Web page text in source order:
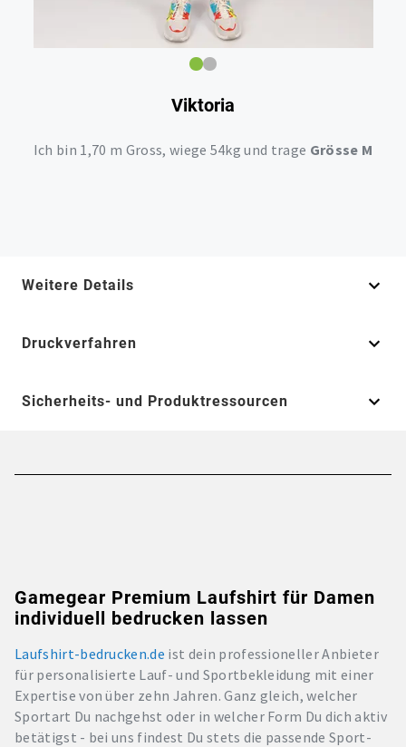
Viktoria
Ich bin 1,70 m Gross, wiege 54kg und trage Grösse M
Weitere Details
Druckverfahren
Sicherheits- und Produktressourcen
Gamegear Premium Laufshirt für Damen
individuell bedrucken lassen
Laufshirt-bedrucken.de ist dein professioneller Anbieter
für personalisierte Lauf- und Sportbekleidung mit einer
Expertise von über zehn Jahren. Ganz gleich, welcher
Sportart Du nachgehst oder in welcher Form Du dich aktiv
betätigst - bei uns findest Du stets die passende Sport-